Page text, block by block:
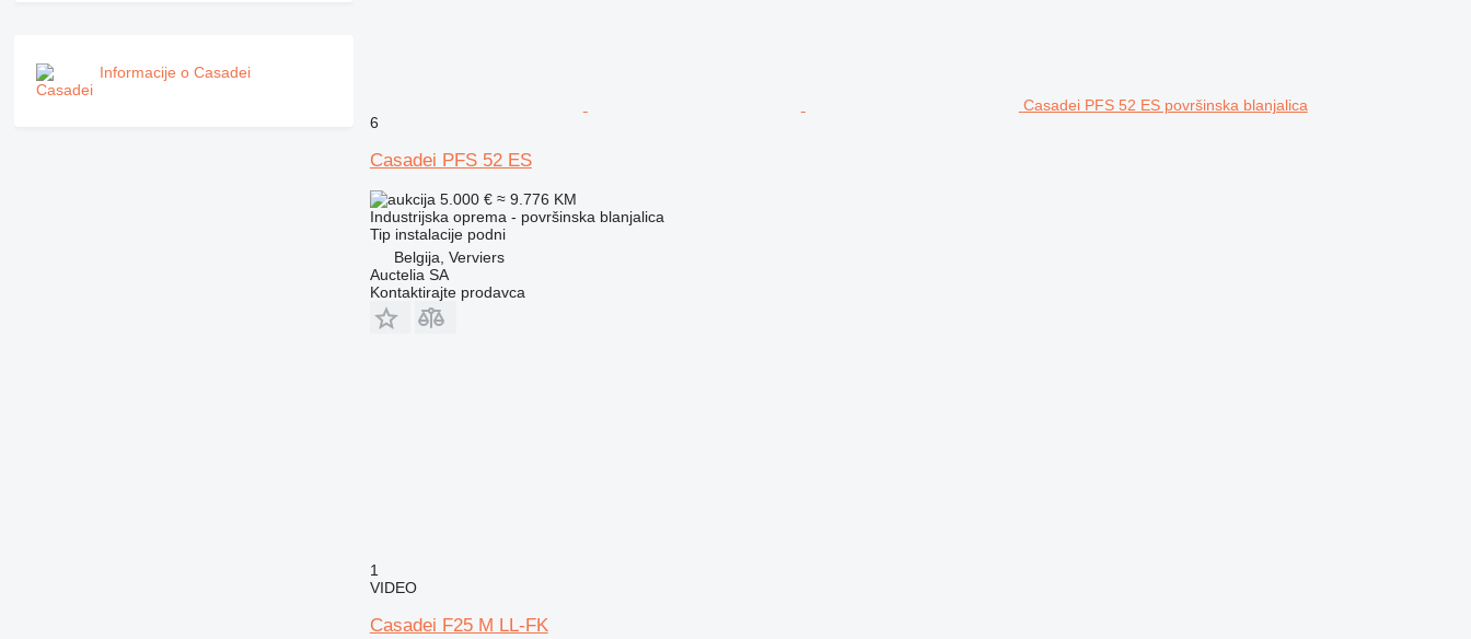
Informacije o Casadei
Casadei PFS 52 ES površinska blanjalica
6
Casadei PFS 52 ES
5.000 € ≈ 9.776 KM
Industrijska oprema - površinska blanjalica
Tip instalacije podni
Belgija, Verviers
Auctelia SA
Kontaktirajte prodavca
1
VIDEO
Casadei F25 M LL-FK